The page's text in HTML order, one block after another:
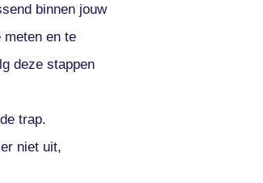
binnen jouw
meten en te
deze stappen
trap.
niet uit,